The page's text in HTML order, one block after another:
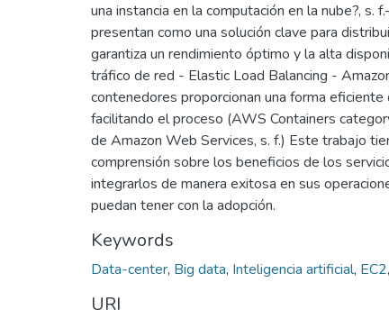
una instancia en la computación en la nube?, s.
presentan como una solución clave para
garantiza un rendimiento óptimo y la alta
tráfico de red - Elastic Load Balancing -
contenedores proporcionan una forma
facilitando el proceso (AWS Containers
de Amazon Web Services, s. f.) Este trabajo
comprensión sobre los beneficios de los
integrarlos de manera exitosa en sus
puedan tener con la adopción.
Keywords
Data-center, Big data, Inteligencia artificial, EC2,
URI